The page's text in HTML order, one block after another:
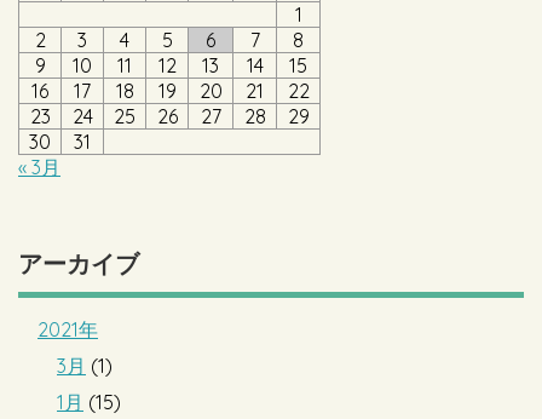
1
2
3 4 5 6 7
8
9
10 11 12 13 14
15
16
17 18 19 20 21
22
23
24 25 26 27 28
29
30
31
« 3月
アーカイブ
2021年
3月 (1)
1月 (15)